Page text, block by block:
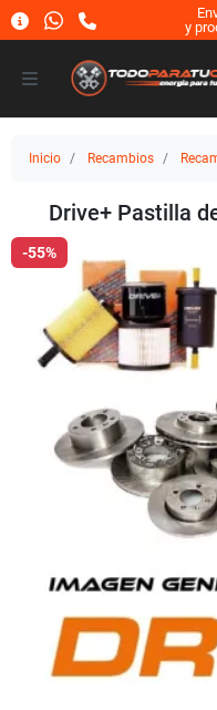
y
Inicio Recambios
Drive+ Pastilla
-55%